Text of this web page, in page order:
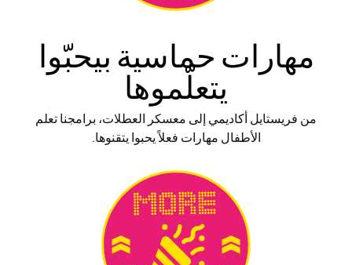
مهارات حماسية بيحبّوا
يتعلّموها
من فريستايل أكاديمي إلى معسكر العطلات، برامجنا تعلم
الأطفال مهارات فعلاً يحبوا يتقنوها.